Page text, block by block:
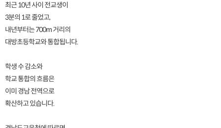
최근 10년 사이 전교생이
3분의 1로 줄었고,
내년부터는 700m 거리의
대방초등학교와 통합됩니다.
학생 수 감소와
학교 통합의 흐름은
이미 경남 전역으로
확산하고 있습니다.